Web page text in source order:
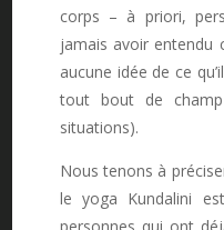
corps – à priori,
jamais avoir entendu
aucune idée de ce
tout bout de
situations).
Nous tenons à
le yoga Kundalini
personnes qui ont